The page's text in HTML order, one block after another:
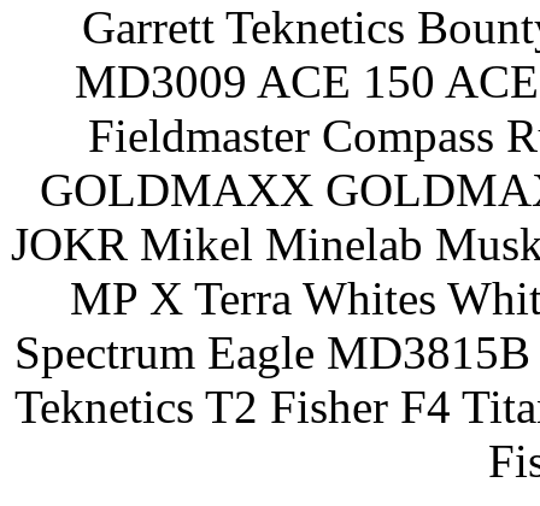
Garrett Teknetics
MD3009 ACE 150
Fieldmaster Compass
GOLDMAXX
JOKR Mikel Minelab
MP X Terra Whites
Spectrum Eagle
Teknetics T2 Fisher F4